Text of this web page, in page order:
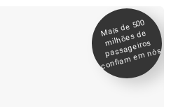
Mais de 500
milhões de
passageiros
confia
m e
m nós